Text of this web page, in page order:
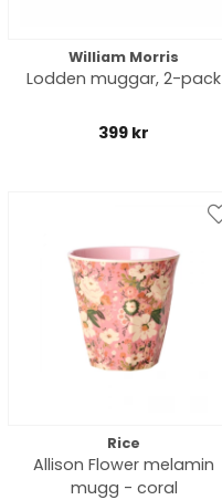
William Morris
Lodden muggar, 2-pack
399 kr
Rice
Allison Flower melamin
mugg - coral